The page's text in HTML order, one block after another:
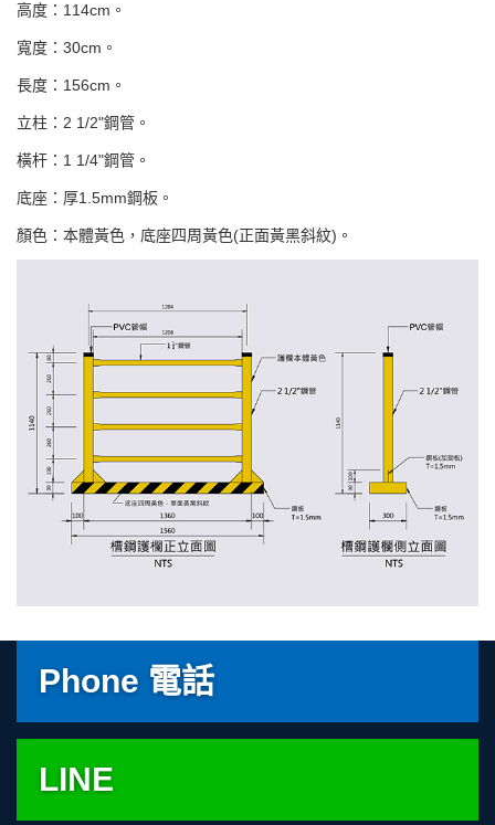
高度：114cm。
寬度：30cm。
長度：156cm。
立柱：2 1/2"鋼管。
橫杆：1 1/4"鋼管。
底座：厚1.5mm鋼板。
顏色：本體黃色，底座四周黃色(正面黃黑斜紋)。
Phone 電話
LINE